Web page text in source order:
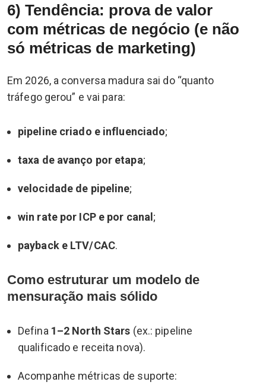
6) Tendência: prova de valor
com métricas de negócio (e não
só métricas de marketing)
Em 2026, a conversa madura sai do “quanto
tráfego gerou” e vai para:
pipeline criado e influenciado;
taxa de avanço por etapa;
velocidade de pipeline;
win rate por ICP e por canal ;
payback e LTV/CAC.
Como estruturar um modelo de
mensuração mais sólido
Defina 1–2 North Stars (ex.: pipeline
qualificado e receita nova).
Acompanhe métricas de suporte: